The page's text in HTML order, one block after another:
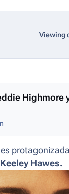
Viewing
Highmore
es
Keeley Hawes.